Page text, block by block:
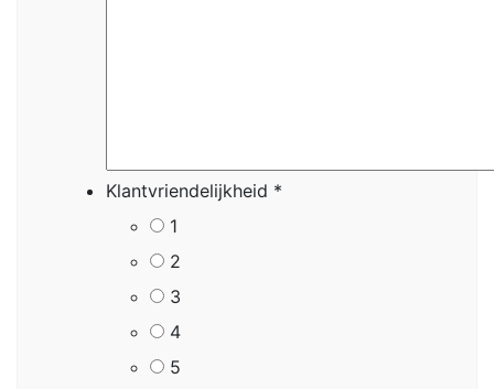
Klantvriendelijkheid *
1
2
3
4
5